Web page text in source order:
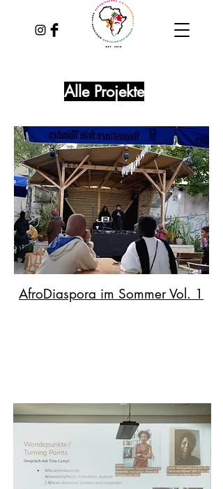
Alle Projekte
AfroDiaspora im Sommer Vol. 1
Afrozentrisches
2021